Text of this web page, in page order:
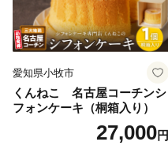
愛知県小牧市
くんねこ 名古屋コーチンシ
フォンケーキ（桐箱入り）
27,000円